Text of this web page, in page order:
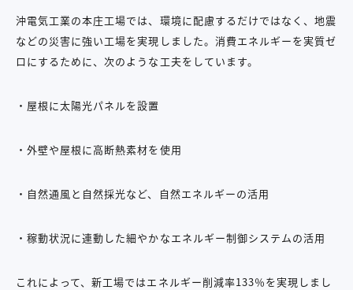
沖電気工業の本庄工場では、環境に配慮するだけではなく、地震
などの災害に強い工場を実現しました。消費エネルギーを実質ゼ
ロにするために、次のような工夫をしています。
・屋根に太陽光パネルを設置
・外壁や屋根に高断熱素材を使用
・自然通風と自然採光など、自然エネルギーの活用
・稼動状況に連動した細やかなエネルギー制御システムの活用
これによって、新工場ではエネルギー削減率133％を実現しまし